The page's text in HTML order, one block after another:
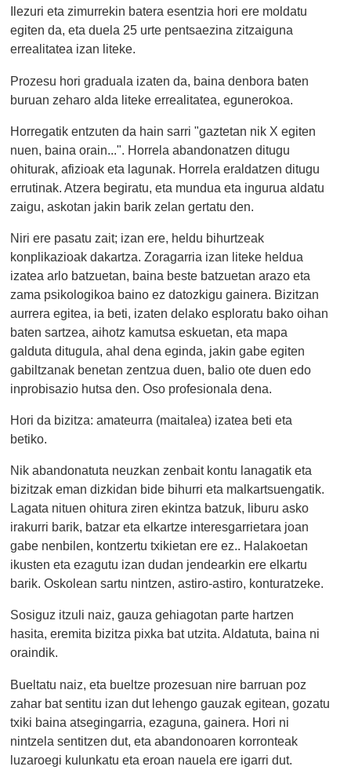
Ilezuri eta zimurrekin batera esentzia hori ere moldatu
egiten da, eta duela 25 urte pentsaezina zitzaiguna
errealitatea izan liteke.
Prozesu hori graduala izaten da, baina denbora baten
buruan zeharo alda liteke errealitatea, egunerokoa.
Horregatik entzuten da hain sarri "gaztetan nik X egiten
nuen, baina orain...". Horrela abandonatzen ditugu
ohiturak, afizioak eta lagunak. Horrela eraldatzen ditugu
errutinak. Atzera begiratu, eta mundua eta ingurua aldatu
zaigu, askotan jakin barik zelan gertatu den.
Niri ere pasatu zait; izan ere, heldu bihurtzeak
konplikazioak dakartza. Zoragarria izan liteke heldua
izatea arlo batzuetan, baina beste batzuetan arazo eta
zama psikologikoa baino ez datozkigu gainera. Bizitzan
aurrera egitea, ia beti, izaten delako esploratu bako oihan
baten sartzea, aihotz kamutsa eskuetan, eta mapa
galduta ditugula, ahal dena eginda, jakin gabe egiten
gabiltzanak benetan zentzua duen, balio ote duen edo
inprobisazio hutsa den. Oso profesionala dena.
Hori da bizitza: amateurra (maitalea) izatea beti eta
betiko.
Nik abandonatuta neuzkan zenbait kontu lanagatik eta
bizitzak eman dizkidan bide bihurri eta malkartsuengatik.
Lagata nituen ohitura ziren ekintza batzuk, liburu asko
irakurri barik, batzar eta elkartze interesgarrietara joan
gabe nenbilen, kontzertu txikietan ere ez.. Halakoetan
ikusten eta ezagutu izan dudan jendearkin ere elkartu
barik. Oskolean sartu nintzen, astiro-astiro, konturatzeke.
Sosiguz itzuli naiz, gauza gehiagotan parte hartzen
hasita, eremita bizitza pixka bat utzita. Aldatuta, baina ni
oraindik.
Bueltatu naiz, eta bueltze prozesuan nire barruan poz
zahar bat sentitu izan dut lehengo gauzak egitean, gozatu
txiki baina atsegingarria, ezaguna, gainera. Hori ni
nintzela sentitzen dut, eta abandonoaren korronteak
luzaroegi kulunkatu eta eroan nauela ere igarri dut.